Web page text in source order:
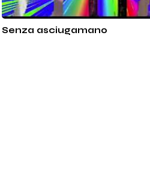
Senza asciugamano